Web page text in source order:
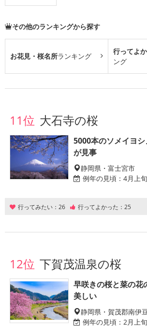
その他のランキングから探す
お花見・桜名所ランキング
行ってよ
ング
11位 大石寺の桜
5000本のソメイヨ
が見事
静岡県・富士宮市
例年の見頃： 4月上旬
行ってみたい： 26 行ってよかった： 25
12位 下賀茂温泉の桜
早咲きの桜と菜の花
美しい
静岡県・賀茂郡南伊
例年の見頃： 2月上